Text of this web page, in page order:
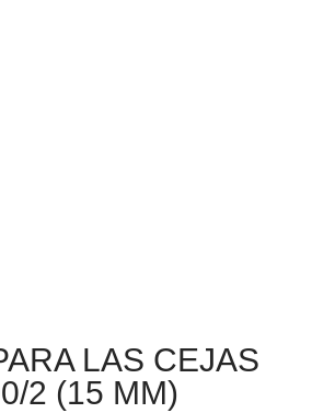
LAS CEJAS
2 (15 MM)